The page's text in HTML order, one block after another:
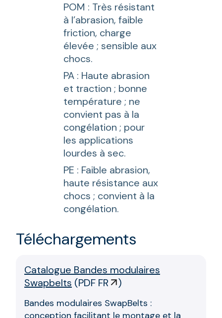
POM : Très résistant
à l’abrasion, faible
friction, charge
élevée ; sensible aux
chocs.
PA : Haute abrasion
et traction ; bonne
température ; ne
convient pas à la
congélation ; pour
les applications
lourdes à sec.
PE : Faible abrasion,
haute résistance aux
chocs ; convient à la
congélation.
Téléchargements
Catalogue Bandes modulaires
Swapbelts (PDF FR )
Bandes modulaires SwapBelts :
conception facilitant le montage et la